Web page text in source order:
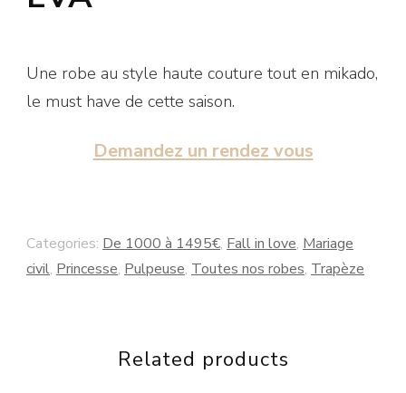
Une robe au style haute couture tout en mikado,
le must have de cette saison.
Demandez un rendez vous
Categories: De 1000 à 1495€, Fall in love, Mariage
civil, Princesse, Pulpeuse, Toutes nos robes, Trapèze
Related products